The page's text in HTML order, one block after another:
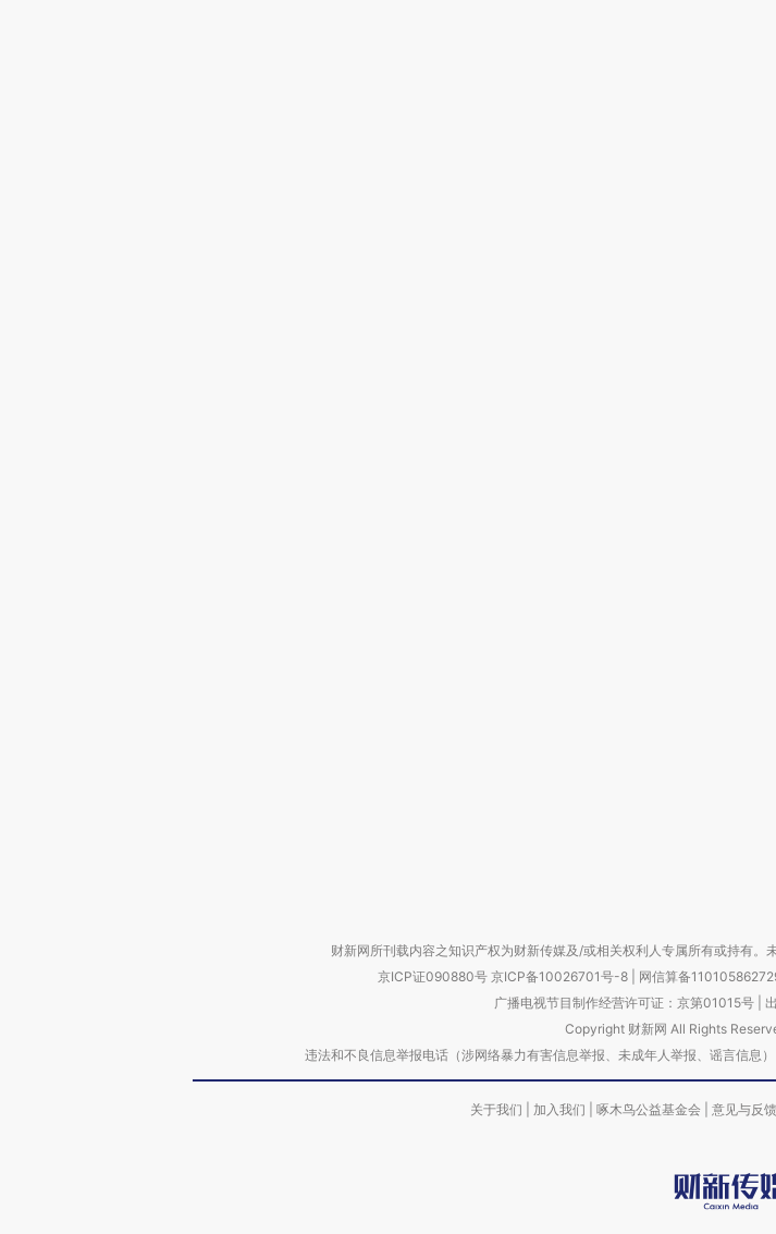
财新网所刊载内容之知识产权为财新传媒及/或相关权利人专属所有或持有。
京ICP证090880号 京ICP备10026701号-8 网信算备
广播电视节目制作经营许可证：京第01015号|
Copyright 财新网 All Rights
违法和不良信息举报电话（涉网络暴力有害信息举报、未成年人举报、谣言
关于我们 加入我们 啄木鸟公益基金会 意见与反馈